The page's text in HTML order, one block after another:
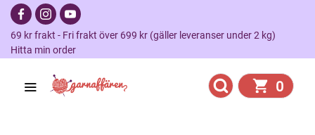
69 kr frakt - Fri frakt över 699 kr (gäller leveranser under 2 kg)
Hitta min order
0